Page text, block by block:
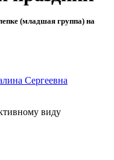
(младшая группа) на
Сергеевна
виду